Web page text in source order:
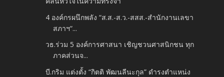
4 องค์กรผนึกพลัง “ส.ส.-ส.ว.-สสส.-สำนักงานเลขา
สภาฯ“...
วธ.ร่วม 5 องค์การศาสนา เชิญชวนศาสนิกชน ทุก
ภาคส่วนจ...
บี.กริม แต่งตั้ง “กิตติ พัฒนลีนะกุล” ดำรงตำแหน่ง